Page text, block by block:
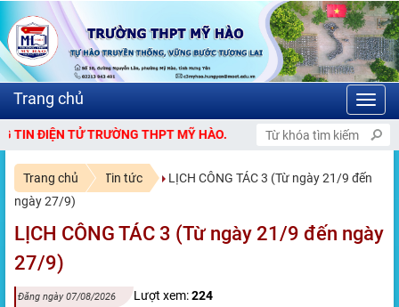
TỬ TRƯỜNG THPT MỸ HÀO.
Trang chủ Tin tức
LỊCH CÔNG TÁC 3 (Từ ngày 21/9 đến
ngày 27/9)
LỊCH CÔNG TÁC 3 (Từ ngày 21/9 đến ngày
27/9)
Đăng ngày 07/08/2026 Lượt xem:224